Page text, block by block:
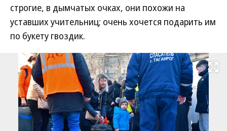
строгие, в дымчатых очках, они похожи на
уставших учительниц; очень хочется подарить им
по букету гвоздик.
Развернуть